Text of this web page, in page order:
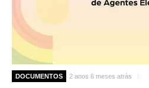
DOCUMENTOS 2 anos 6 meses atrás